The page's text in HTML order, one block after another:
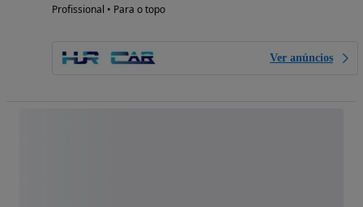
Profissional • Para o topo
Ver anúncios